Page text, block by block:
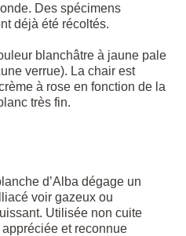
Des spécimens
déjà été récoltés.
blanchâtre à jaune pale
verrue). La chair est
à rose en fonction de la
très fin.
d’Alba dégage un
voir gazeux ou
Utilisée non cuite
et reconnue